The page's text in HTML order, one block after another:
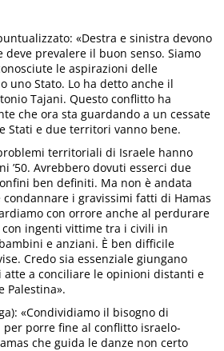
«Destra e sinistra devono
prevalere il buon senso. Siamo
le aspirazioni delle
uno Stato. Lo ha detto anche il
Tajani. Questo conflitto ha
che ora sta guardando a un cessate
Stati e due territori vanno bene.
territoriali di Israele hanno
’50. Avrebbero dovuti esserci due
ben definiti. Ma non è andata
condannare i gravissimi fatti di Hamas
con orrore anche al perdurare
ingenti vittime tra i civili in
e anziani. È ben difficile
Credo sia essenziale giungano
atte a conciliare le opinioni distanti e
Palestina».
«Condividiamo il bisogno di
porre fine al conflitto israelo-
che guida le danze non certo